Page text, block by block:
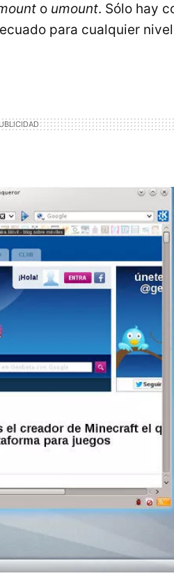
o umount. Sólo hay
para cualquier